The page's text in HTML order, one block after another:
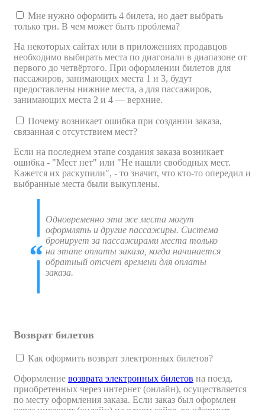
Мне нужно оформить 4 билета, но дает выбрать
только три. В чем может быть проблема?
На некоторых сайтах или в приложениях продавцов
необходимо выбирать места по диагонали в диапазоне от
первого до четвёртого. При оформлении билетов для
пассажиров, занимающих места 1 и 3, будут
предоставлены нижние места, а для пассажиров,
занимающих места 2 и 4 — верхние.
Почему возникает ошибка при создании заказа,
связанная с отсутствием мест?
Если на последнем этапе создания заказа возникает
ошибка - "Мест нет" или "Не нашли свободных мест.
Кажется их раскупили", - то значит, что кто-то опередил и
выбранные места были выкуплены.
Одновременно эти же места могут
оформлять и другие пассажиры. Система
бронирует за пассажирами места только
на этапе оплаты заказа, когда начинается
обратный отсчет времени для оплаты
заказа.
Возврат билетов
Как оформить возврат электронных билетов?
Оформление возврата электронных билетов на поезд,
приобретенных через интернет (онлайн), осуществляется
по месту оформления заказа. Если заказ был оформлен